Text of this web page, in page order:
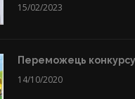
15/02/2023
Переможець
14/10/2020